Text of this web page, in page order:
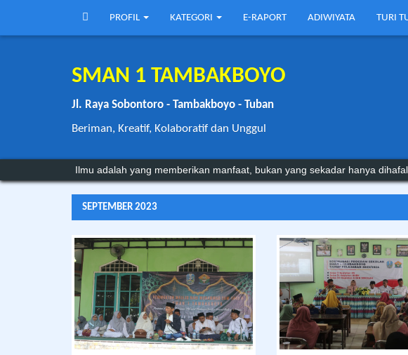
PROFIL KATEGORI E-RAPORT ADIWIYATA TURI
SMAN 1 TAMBAKBOYO
Jl. Raya Sobontoro - Tambakboyo - Tuban
Beriman, Kreatif, Kolaboratif dan Unggul
Ilmu adalah yang memberikan manfaat, bukan yang sekadar hanya
Sebagian orang tetap miskin ilmu karena kemampuan buruk mereka
SEPTEMBER 2023